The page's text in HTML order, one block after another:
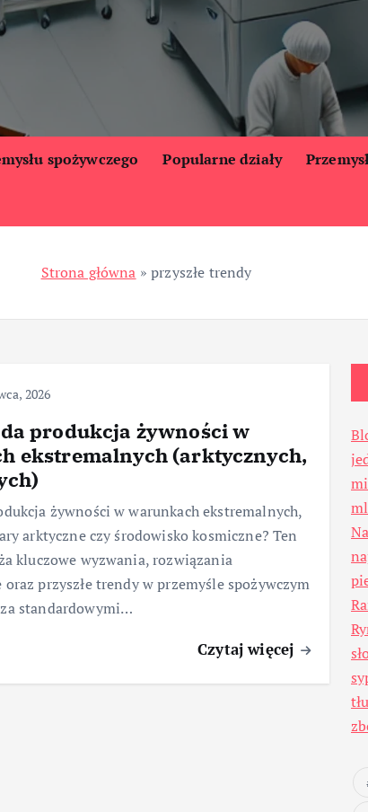
spożywczego Popularne działy
Strona główna »przyszłe trendy
2026
produkcja żywności w
ekstremalnych (arktycznych,
żywności w warunkach ekstremalnych,
arktyczne czy środowisko kosmiczne? Ten
kluczowe wyzwania, rozwiązania
przyszłe trendy w przemyśle spożywczym
standardowymi…
Czytaj więcej